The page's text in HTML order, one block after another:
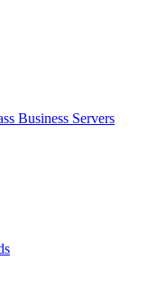
Business Servers